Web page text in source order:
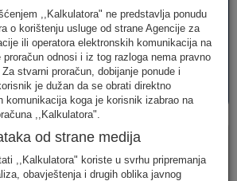
PAKETI
usluga
,,Kalkulatora" ne predstavlja ponudu
o korištenju usluge od strane Agencije za
ili operatora elektronskih komunikacija na
odnosi i iz tog razloga nema pravno
stvarni proračun, dobijanje ponude i
je dužan da se obrati direktno
komunikacija koga je korisnik izabrao na
,,Kalkulatora".
od strane medija
,,Kalkulatora" koriste u svrhu pripremanja
obavještenja i drugih oblika javnog